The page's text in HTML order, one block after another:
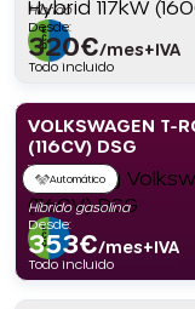
Híbrido
Desde:
320€/mes+IVA
Todo incluido
VOLKSWAGEN T-
(116CV) DSG
Automático
Híbrido gasolina
Desde:
353€/mes+IVA
Todo incluido